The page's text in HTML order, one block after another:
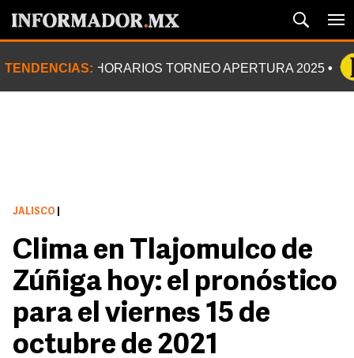
TENDENCIAS: HORARIOS TORNEO APERTURA 2025
JALISCO
Clima en Tlajomulco de
Zúñiga hoy: el pronóstico
para el viernes 15 de
octubre de 2021